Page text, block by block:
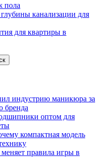
пола
канализации для
для квартиры в
индустрию маникюра за
бренда
оптом для
компактная модель
правила игры в